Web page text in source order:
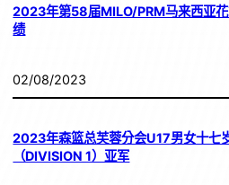
2023年第58届MILO/PRM马来西亚
绩
02/08/2023
2023年森篮总芙蓉分会U17男女十七
（DIVISION 1）亚军